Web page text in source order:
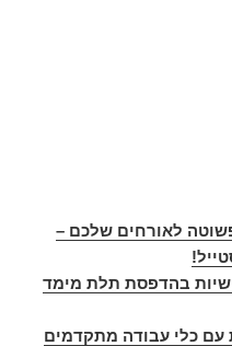
לאורחים שלכם –
בהדפסת תלת מימד
עם כלי עבודה מתקדמים